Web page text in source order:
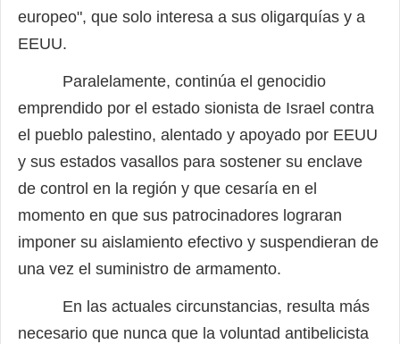
europeo", que solo interesa a sus oligarquías y a
EEUU.
Paralelamente, continúa el genocidio
emprendido por el estado sionista de Israel contra
el pueblo palestino, alentado y apoyado por EEUU
y sus estados vasallos para sostener su enclave
de control en la región y que cesaría en el
momento en que sus patrocinadores lograran
imponer su aislamiento efectivo y suspendieran de
una vez el suministro de armamento.
En las actuales circunstancias, resulta más
necesario que nunca que la voluntad antibelicista